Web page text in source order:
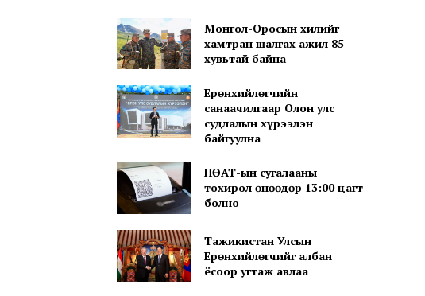
Монгол-Оросын хилийг
хамтран шалгах ажил 85
хувьтай байна
Ерөнхийлөгчийн
санаачилгаар Олон улс
судлалын хүрээлэн
байгуулна
НӨАТ-ын сугалааны
тохирол өнөөдөр 13:00 цагт
болно
Тажикистан Улсын
Ерөнхийлөгчийг албан
ёсоор угтаж авлаа